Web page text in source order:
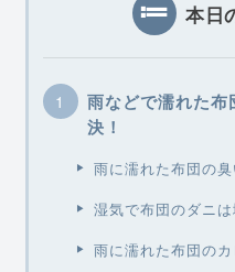
本日
雨などで濡れた布
決！
雨に濡れた布団の臭
湿気で布団のダニ
雨に濡れた布団の